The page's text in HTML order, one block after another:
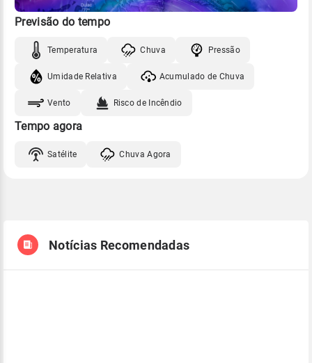
Previsão do tempo
Temperatura Chuva Pressão
Umidade Relativa Acumulado de Chuva
Vento Risco de Incêndio
Tempo agora
Satélite Chuva Agora
Notícias Recomendadas